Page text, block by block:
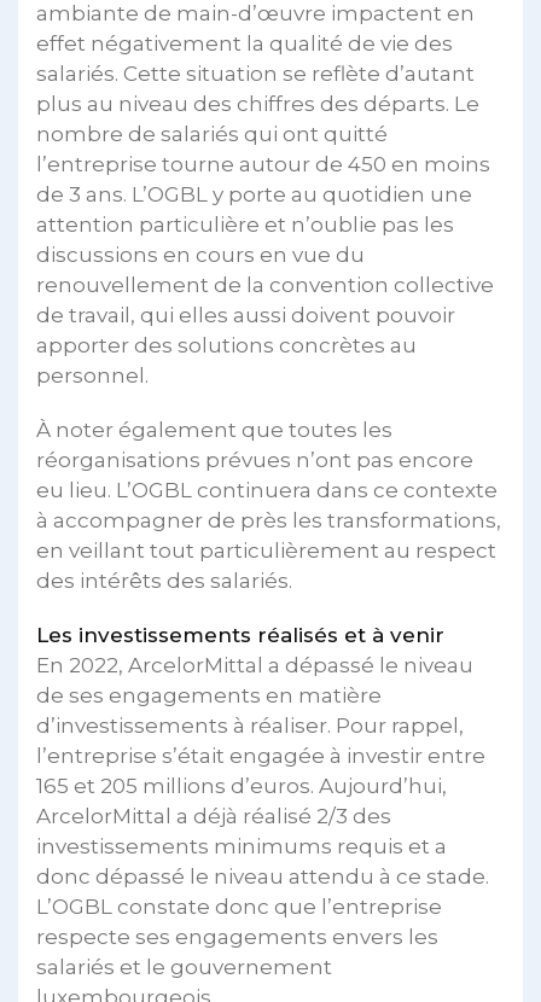
ambiante de main-d’œuvre impactent en
effet négativement la qualité de vie des
salariés. Cette situation se reflète d’autant
plus au niveau des chiffres des départs. Le
nombre de salariés qui ont quitté
l’entreprise tourne autour de 450 en moins
de 3 ans. L’OGBL y porte au quotidien une
attention particulière et n’oublie pas les
discussions en cours en vue du
renouvellement de la convention collective
de travail, qui elles aussi doivent pouvoir
apporter des solutions concrètes au
personnel.
À noter également que toutes les
réorganisations prévues n’ont pas encore
eu lieu. L’OGBL continuera dans ce contexte
à accompagner de près les transformations,
en veillant tout particulièrement au respect
des intérêts des salariés.
Les investissements réalisés et à venir
En 2022, ArcelorMittal a dépassé le niveau
de ses engagements en matière
d’investissements à réaliser. Pour rappel,
l’entreprise s’était engagée à investir entre
165 et 205 millions d’euros. Aujourd’hui,
ArcelorMittal a déjà réalisé 2/3 des
investissements minimums requis et a
donc dépassé le niveau attendu à ce stade.
L’OGBL constate donc que l’entreprise
respecte ses engagements envers les
salariés et le gouvernement